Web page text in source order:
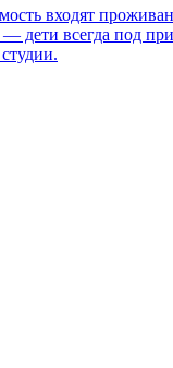
входят
дети всегда под